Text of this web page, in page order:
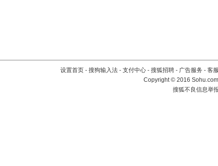
设置首页 - 搜狗输入法 - 支付中心 - 搜狐招聘 - 广告服务 - 客
Copyright©2016
搜狐不良信息举